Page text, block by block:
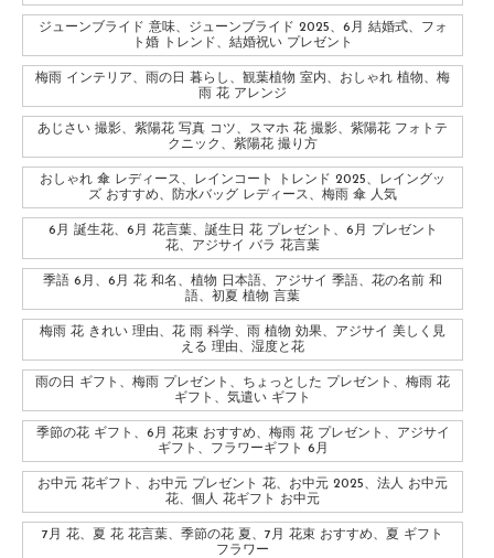
ジューンブライド 意味、ジューンブライド 2025、6月 結婚式、フォ
ト婚 トレンド、結婚祝い プレゼント
梅雨 インテリア、雨の日 暮らし、観葉植物 室内、おしゃれ 植物、梅
雨 花 アレンジ
あじさい 撮影、紫陽花 写真 コツ、スマホ 花 撮影、紫陽花 フォトテ
クニック、紫陽花 撮り方
おしゃれ 傘 レディース、レインコート トレンド 2025、レイングッ
ズ おすすめ、防水バッグ レディース、梅雨 傘 人気
6月 誕生花、6月 花言葉、誕生日 花 プレゼント、6月 プレゼント
花、アジサイ バラ 花言葉
季語 6月、6月 花 和名、植物 日本語、アジサイ 季語、花の名前 和
語、初夏 植物 言葉
梅雨 花 きれい 理由、花 雨 科学、雨 植物 効果、アジサイ 美しく見
える 理由、湿度と花
雨の日 ギフト、梅雨 プレゼント、ちょっとした プレゼント、梅雨 花
ギフト、気遣い ギフト
季節の花 ギフト、6月 花束 おすすめ、梅雨 花 プレゼント、アジサイ
ギフト、フラワーギフト 6月
お中元 花ギフト、お中元 プレゼント 花、お中元 2025、法人 お中元
花、個人 花ギフト お中元
7月 花、夏 花 花言葉、季節の花 夏、7月 花束 おすすめ、夏 ギフト
フラワー